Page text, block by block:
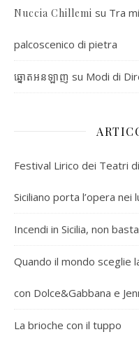
Nuccia Chillemi su Tra
palcoscenico di pietra
ឆ្នោតអនឡាញ su Modi di
Festival Lirico dei Teatri
Siciliano porta l’opera nei
Incendi in Sicilia, non
Quando il mondo sceglie
con Dolce&Gabbana e
La brioche con il tuppo